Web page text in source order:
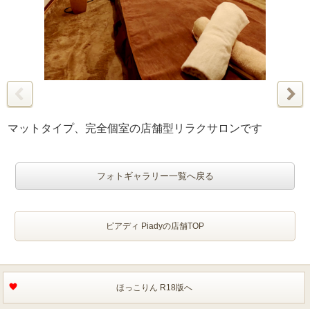
マットタイプ、完全個室の店舗型リラクサロンです
フォトギャラリー一覧へ戻る
ピアディ Piadyの店舗TOP
ほっこりん R18版へ